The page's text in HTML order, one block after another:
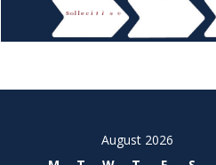
Sol leciti s c ri t t i
n e
tt
n
e o
August 2026